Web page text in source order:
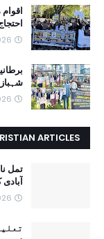
ARTICLES
تمل